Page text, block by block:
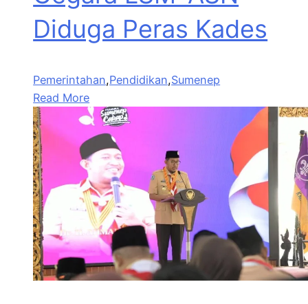
Diduga Peras Kades
Pemerintahan,Pendidikan,Sumenep
Read More